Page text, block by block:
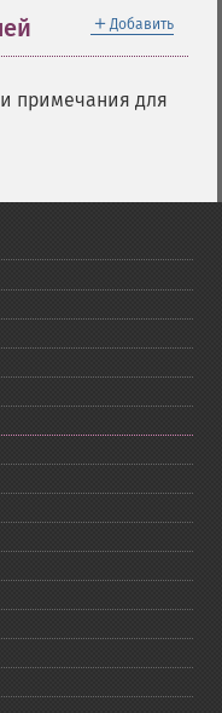
＋ Добавить
примечания для